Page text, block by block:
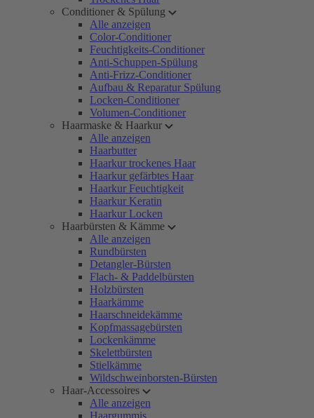
Conditioner & Spülung
Alle anzeigen
Color-Conditioner
Feuchtigkeits-Conditioner
Anti-Schuppen-Spülung
Anti-Frizz-Conditioner
Aufbau & Reparatur Spülung
Locken-Conditioner
Volumen-Conditioner
Haarmaske & Haarkur
Alle anzeigen
Haarbutter
Haarkur trockenes Haar
Haarkur gefärbtes Haar
Haarkur Feuchtigkeit
Haarkur Keratin
Haarkur Locken
Haarbürsten & Kämme
Alle anzeigen
Rundbürsten
Detangler-Bürsten
Flach- & Paddelbürsten
Holzbürsten
Haarkämme
Haarschneidekämme
Kopfmassagebürsten
Lockenkämme
Skelettbürsten
Stielkämme
Wildschweinborsten-Bürsten
Haar-Accessoires
Alle anzeigen
Haargummis